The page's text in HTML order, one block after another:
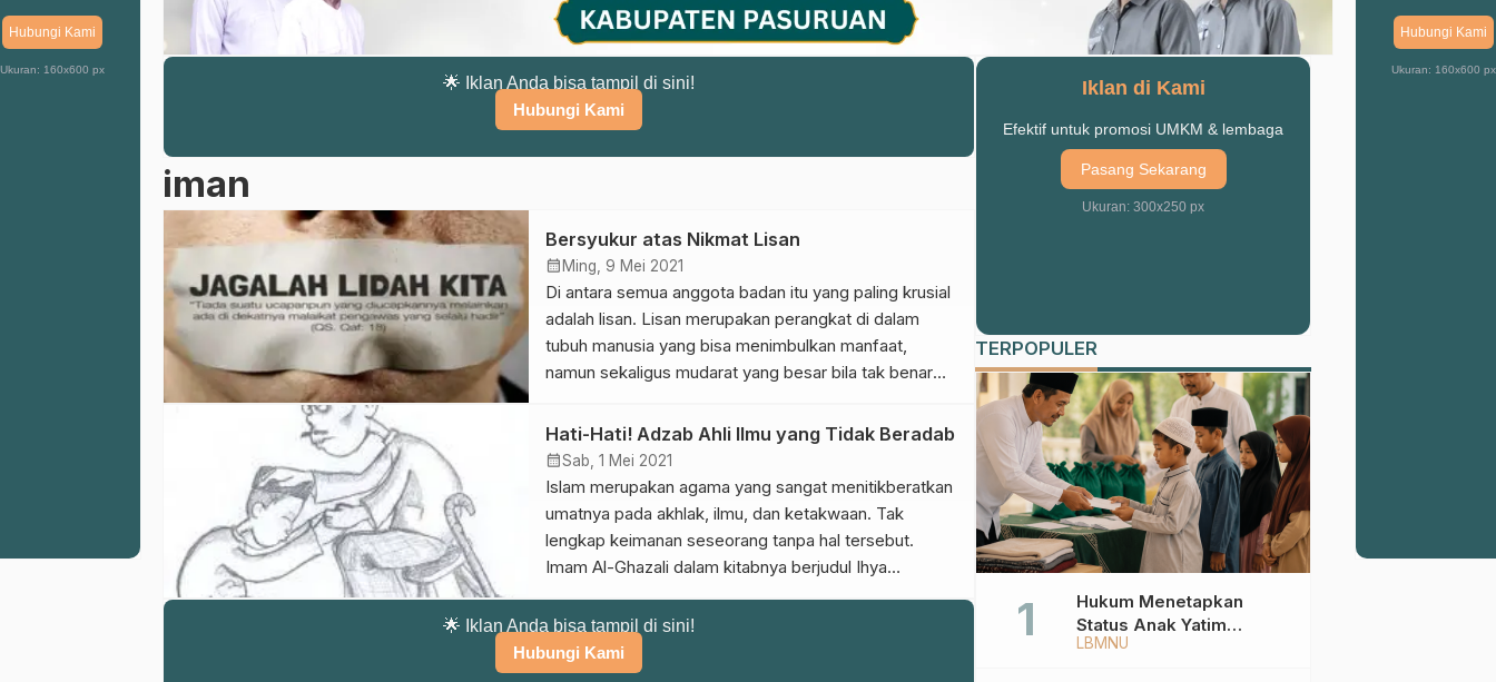
🌟 Iklan Anda bisa tampil di sini!
Hubungi Kami
iman
Bersyukur atas Nikmat Lisan
calendar_month Ming, 9 Mei 2021
Di antara semua anggota badan itu yang paling krusial
adalah lisan. Lisan merupakan perangkat di dalam
tubuh manusia yang bisa menimbulkan manfaat,
namun sekaligus mudarat yang besar bila tak benar
mulutmu adalah harimaumu Sebuah perumpamaan
yang menegaskan kekuatan dan kebuasan mulut
berucap. Bisa saja dengan perkataaan yang keluar
dari […]
Hati-Hati! Adzab Ahli Ilmu yang Tidak Beradab
calendar_monthSab, 1 Mei 2021
Islam merupakan agama yang sangat menitikberatkan
umatnya pada akhlak, ilmu, dan ketakwaan. Tak
lengkap keimanan seseorang tanpa hal tersebut.
Imam Al-Ghazali dalam kitabnya berjudul Ihya
hadits tentang ilmu dan iman. Orang berilmu dan
mengamalkannya akan mendapatkan kemuliaan di sisi
Allah. Pengasuh Pondok Pesantren Al-Yasini
🌟 Iklan Anda bisa tampil di sini!
Hubungi Kami
Iklan di Kami
Efektif untuk promosi UMKM & lembaga
Pasang Sekarang
Ukuran: 300x250 px
TERPOPULER
LBMNU
Hukum Menetapkan
Status Anak Yatim
Berdasarkan KK,
Hubungi Kami
Ukuran: 160x600 px
Hubungi Kami
Ukuran: 160x600 px